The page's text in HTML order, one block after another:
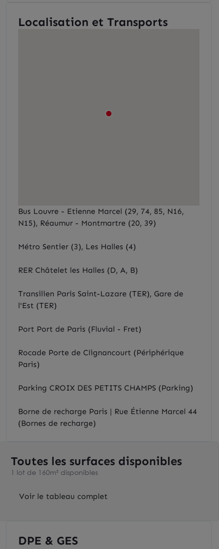
Localisation et Transports
Bus Louvre - Etienne Marcel (29, 74, 85, N16,
N15), Réaumur - Montmartre (20, 39)
Métro Sentier (3), Les Halles (4)
RER Châtelet les Halles (D, A, B)
Transilien Paris Saint-Lazare (TER), Gare de
l'Est (TER)
Port Port de Paris (Fluvial - Fret)
Rocade Porte de Clignancourt (Périphérique
Paris)
Parking CROIX DES PETITS CHAMPS (Parking)
Borne de recharge Paris | Rue Étienne Marcel 44
(Bornes de recharge)
Toutes les surfaces disponibles
1 lot de 160m² disponibles
Voir le tableau complet
DPE & GES